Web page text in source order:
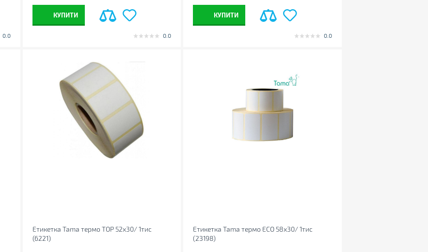
0.0
КУПИТИ
0.0
КУПИТИ
0.0
Етикетка Tama термо TOP 52x30/ 1тис
(6221)
Етикетка Tama термо ECO 58x30/ 1тис
(23198)